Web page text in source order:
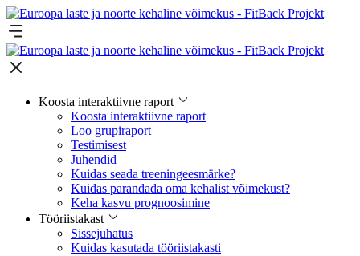
Koosta interaktiivne raport
Koosta interaktiivne raport
Loo grupiraport
Testimisest
Juhendid
Kuidas seada treeningeesmärke?
Kuidas parandada oma kehalist võimekust?
Keha kasvu prognoosimine
Tööriistakast
Sissejuhatus
Kuidas kasutada tööriistakasti